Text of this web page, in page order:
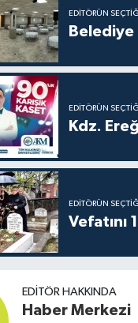
EDITÖRÜN SEÇTIĞI
EDITÖRÜN SEÇTIĞI
Kdz.
EDITÖRÜN SEÇTIĞI
Vefatını
EDITÖR HAKKINDA
Haber Merkezi